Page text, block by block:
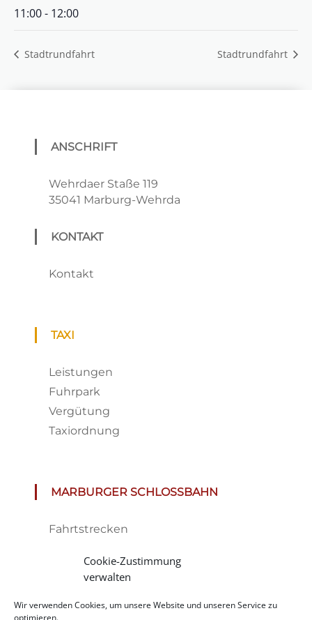
Cookie-Zustimmung
verwalten
Wir verwenden Cookies, um unsere Website und unseren Service zu
optimieren.
11:00 - 12:00
Stadtrundfahrt Stadtrundfahrt
ANSCHRIFT
Wehrdaer Staße 119
35041 Marburg-Wehrda
KONTAKT
Kontakt
TAXI
Leistungen
Fuhrpark
Vergütung
Taxiordnung
MARBURGER SCHLOSSBAHN
Fahrtstrecken
Tickets
Impressionen